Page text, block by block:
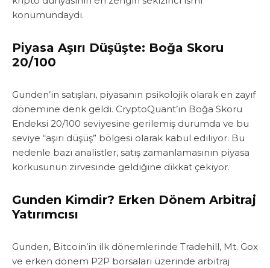
konumundaydı.
Piyasa Aşırı Düşüşte: Boğa Skoru
20/100
Gunden’in satışları, piyasanın psikolojik olarak en zayıf
dönemine denk geldi. CryptoQuant’ın Boğa Skoru
Endeksi 20/100 seviyesine gerilemiş durumda ve bu
seviye “aşırı düşüş” bölgesi olarak kabul ediliyor. Bu
nedenle bazı analistler, satış zamanlamasının piyasa
korkusunun zirvesinde geldiğine dikkat çekiyor.
Gunden Kimdir? Erken Dönem Arbitraj
Yatırımcısı
Gunden, Bitcoin’in ilk dönemlerinde Tradehill, Mt. Gox
ve erken dönem P2P borsaları üzerinde arbitraj